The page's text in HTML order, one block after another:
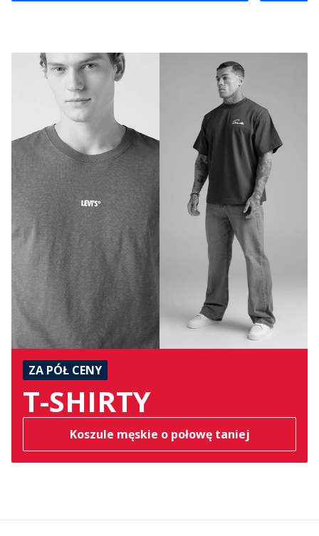
ZA PÓŁ CENY
T-SHIRTY
Koszule męskie o połowę taniej